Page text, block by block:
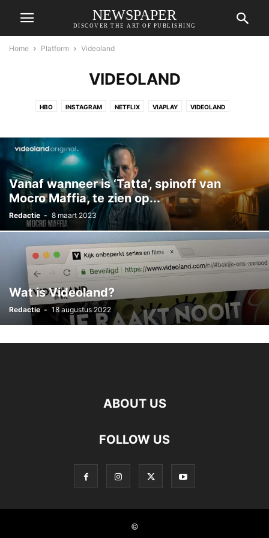
NEWSPAPER
DISCOVER THE ART OF PUBLISHING
Home Platform Videoland
VIDEOLAND
HBO INSTAGRAM NETFLIX VIAPLAY VIDEOLAND
Vanaf wanneer is ‘Tatta’, spinoff van
Mocro Maffia, te zien op...
Redactie - 8 maart 2023
Wat is Videoland?
Redactie - 18 augustus 2022
ABOUT US
FOLLOW US
©